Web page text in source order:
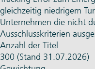
gleichzeitig niedrigem
Unternehmen die nicht
Ausschlusskriterien
Anzahl der Titel
300 (Stand 31.07.2026)